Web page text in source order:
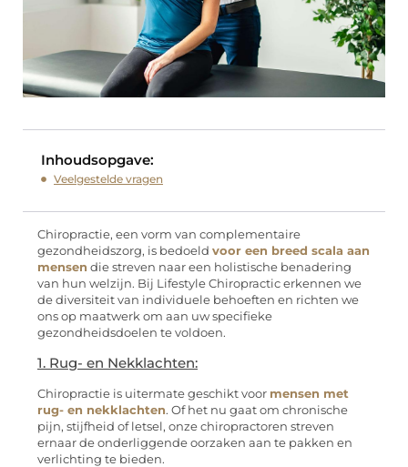
Inhoudsopgave:
Veelgestelde vragen
Chiropractie, een vorm van complementaire
gezondheidszorg, is bedoeld voor een breed scala aan
mensen die streven naar een holistische benadering
van hun welzijn. Bij Lifestyle Chiropractic erkennen we
de diversiteit van individuele behoeften en richten we
ons op maatwerk om aan uw specifieke
gezondheidsdoelen te voldoen.
1. Rug- en Nekklachten:
Chiropractie is uitermate geschikt voor mensen met
rug- en nekklachten. Of het nu gaat om chronische
pijn, stijfheid of letsel, onze chiropractoren streven
ernaar de onderliggende oorzaken aan te pakken en
verlichting te bieden.